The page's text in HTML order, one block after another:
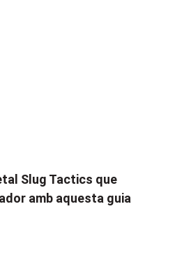
Slug Tactics que
amb aquesta guia